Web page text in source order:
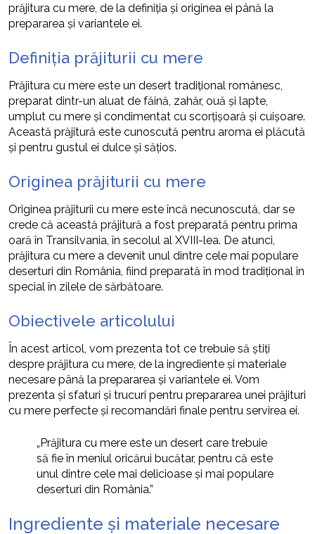
prăjitura cu mere, de la definiția și originea ei până la
prepararea și variantele ei.
Definiția prăjiturii cu mere
Prăjitura cu mere este un desert tradițional românesc,
preparat dintr-un aluat de făină, zahăr, ouă și lapte,
umplut cu mere și condimentat cu scorțișoară și cuișoare.
Această prăjitură este cunoscută pentru aroma ei plăcută
și pentru gustul ei dulce și sățios.
Originea prăjiturii cu mere
Originea prăjiturii cu mere este încă necunoscută, dar se
crede că această prăjitură a fost preparată pentru prima
oară în Transilvania, în secolul al XVIII-lea. De atunci,
prăjitura cu mere a devenit unul dintre cele mai populare
deserturi din România, fiind preparată în mod tradițional în
special în zilele de sărbătoare.
Obiectivele articolului
În acest articol, vom prezenta tot ce trebuie să știți
despre prăjitura cu mere, de la ingrediente și materiale
necesare până la prepararea și variantele ei. Vom
prezenta și sfaturi și trucuri pentru prepararea unei prăjituri
cu mere perfecte și recomandări finale pentru servirea ei.
„Prăjitura cu mere este un desert care trebuie
să fie în meniul oricărui bucătar, pentru că este
unul dintre cele mai delicioase și mai populare
deserturi din România.”
Ingrediente și materiale necesare